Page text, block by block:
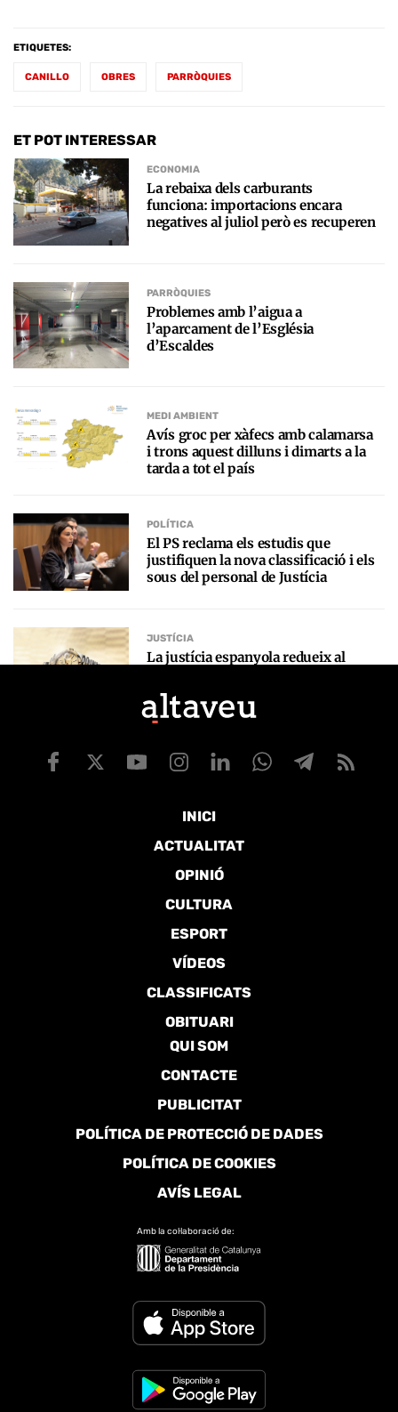
ETIQUETES:
CANILLO OBRES PARRÒQUIES
INICI
ACTUALITAT
OPINIÓ
CULTURA
ESPORT
VÍDEOS
CLASSIFICATS
OBITUARI
QUI SOM
CONTACTE
PUBLICITAT
POLÍTICA DE PROTECCIÓ DE DADES
POLÍTICA DE COOKIES
AVÍS LEGAL
Amb la col·laboració de: